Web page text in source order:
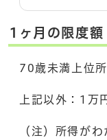
1ヶ月の限度額
70歳未満上位
上記以外：1万
（注）所得が